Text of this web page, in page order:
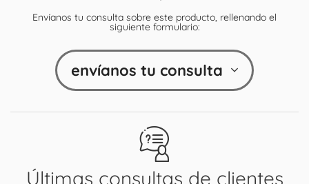
Últimas consultas de clientes
Envíanos tu consulta sobre este producto, rellenando el
siguiente formulario:
envíanos tu consulta